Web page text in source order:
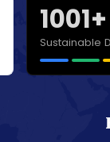
1001+
Sustainable